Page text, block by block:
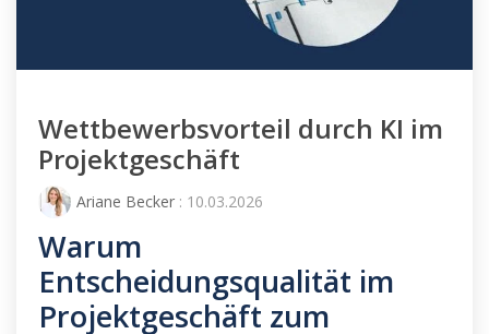
Wettbewerbsvorteil durch KI im
Projektgeschäft
Ariane Becker : 10.03.2026
Warum
Entscheidungsqualität im
Projektgeschäft zum